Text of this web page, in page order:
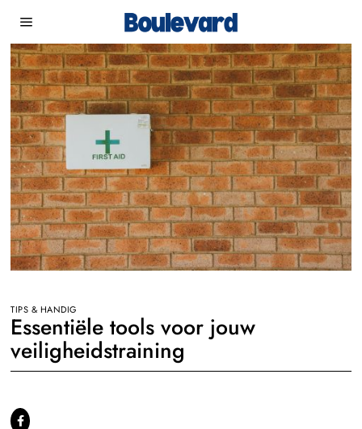
TIPS & HANDIG
Essentiële tools voor jouw
veiligheidstraining